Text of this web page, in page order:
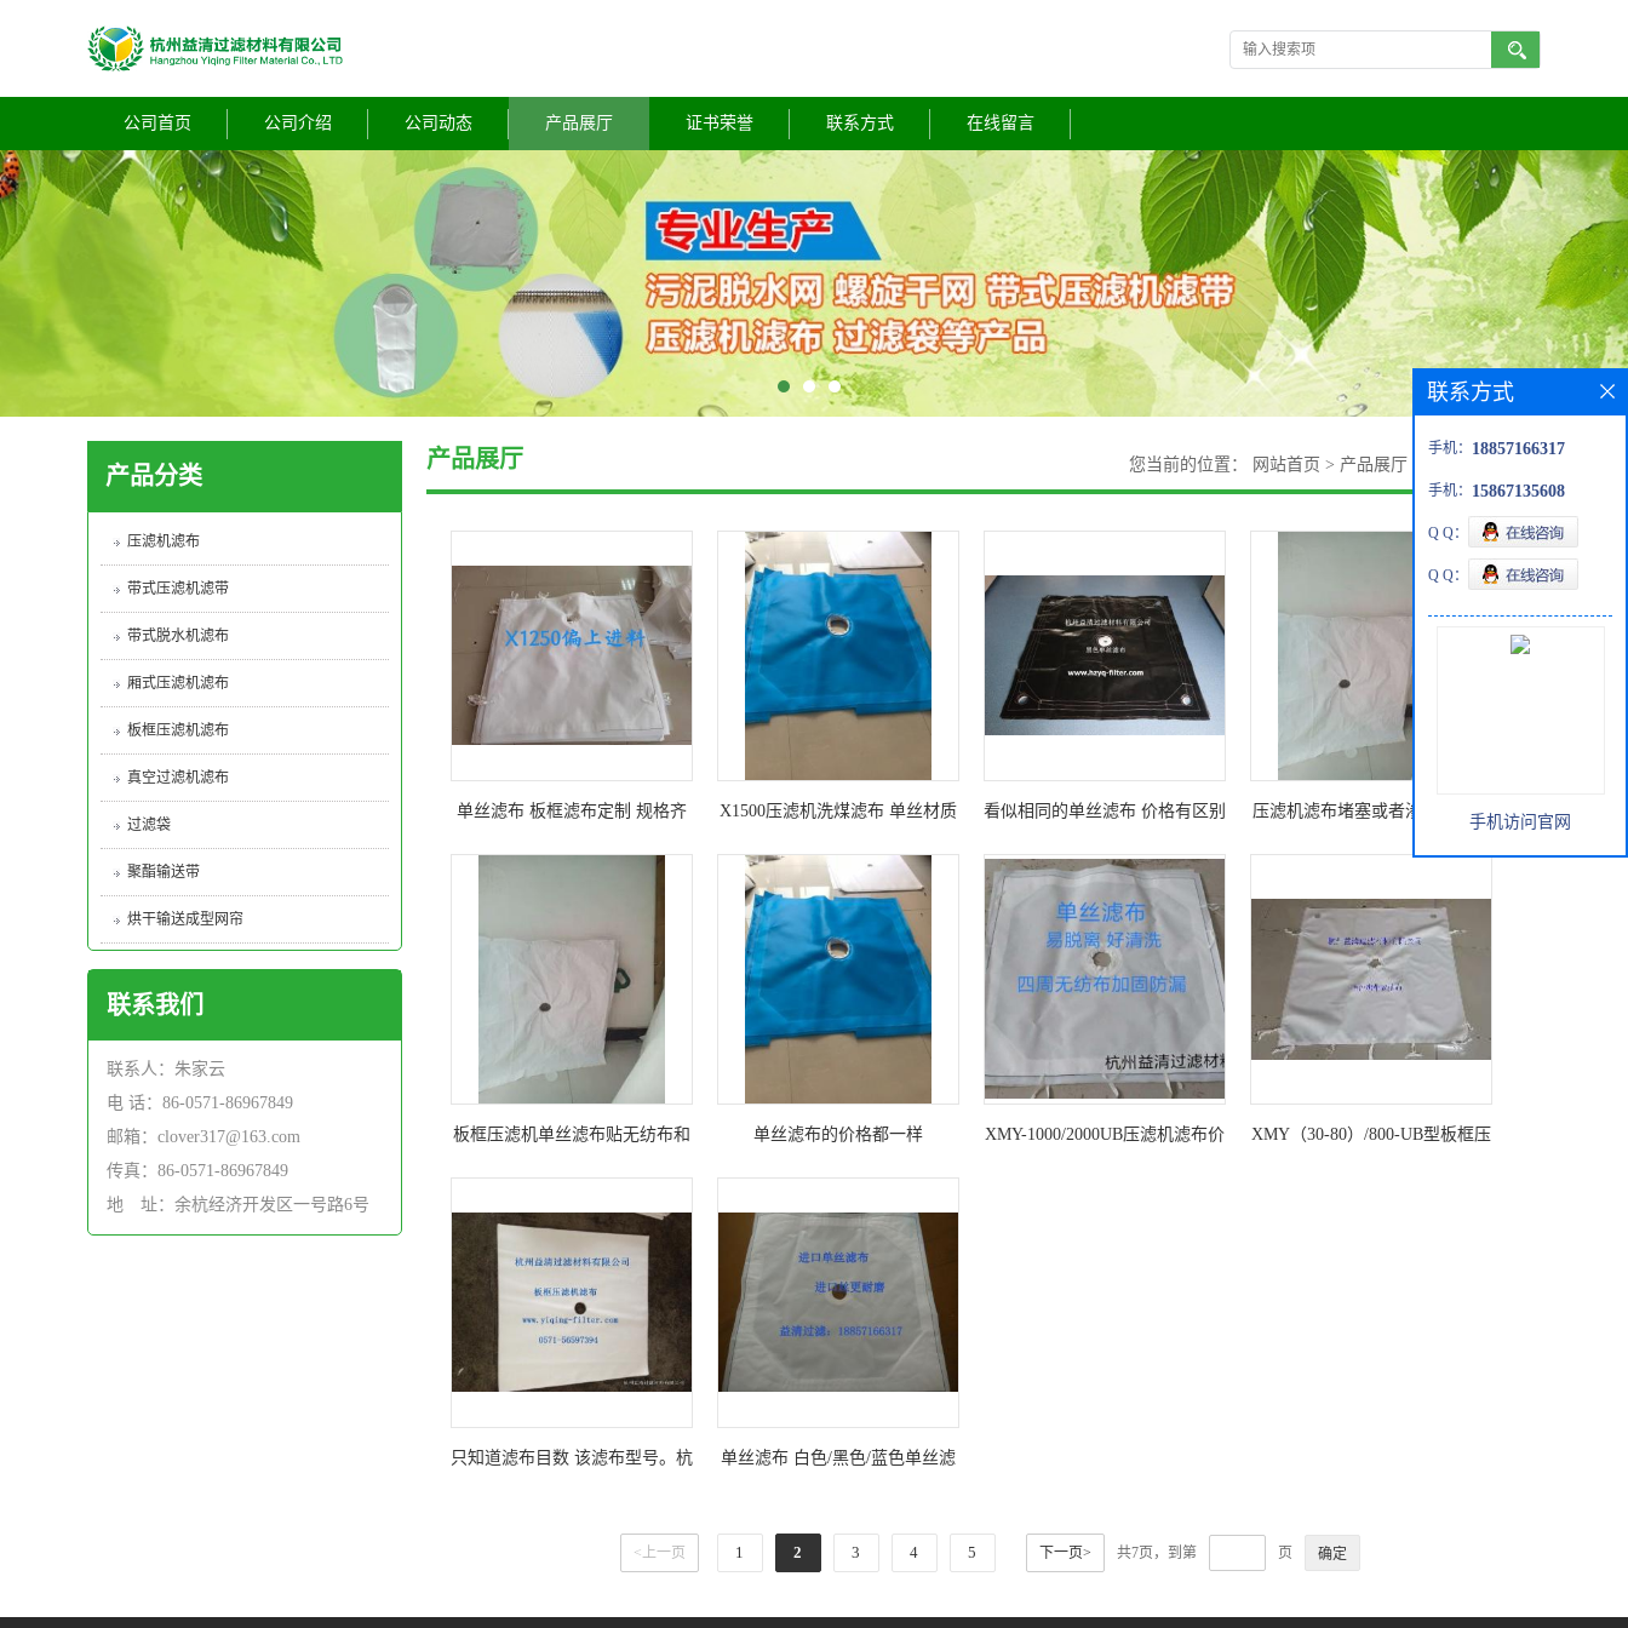
公司首页 公司介绍 公司动态 产品展厅 证书荣誉 联系方式 在线留言
产品分类
压滤机滤布
带式压滤机滤带
带式脱水机滤布
厢式压滤机滤布
板框压滤机滤布
真空过滤机滤布
过滤袋
聚酯输送带
烘干输送成型网帘
联系我们
联系人：朱家云
电 话：86-0571-86967849
邮箱：clover317@163.com
传真：86-0571-86967849
地 址：余杭经济开发区一号路6号
产品展厅 您当前的位置： 网站首页 > 产品展厅
单丝滤布 板框滤布定制 规格齐
X1500压滤机洗煤滤布 单丝材质
看似相同的单丝滤布 价格有区别
压滤机滤布堵塞或者渗漏的原因
板框压滤机单丝滤布贴无纺布和
单丝滤布的价格都一样
XMY-1000/2000UB压滤机滤布价
XMY（30-80）/800-UB型板框压
只知道滤布目数 该滤布型号。杭
单丝滤布 白色/黑色/蓝色单丝滤
<上一页 1 2 3 4 5 下一页> 共7页，到第 页
联系方式
手机： 18857166317
手机： 15867135608
Q Q：
Q Q：
手机访问官网